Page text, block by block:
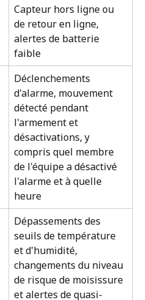
Capteur hors ligne ou
de retour en ligne,
alertes de batterie
faible
Déclenchements
d'alarme, mouvement
détecté pendant
l'armement et
désactivations, y
compris quel membre
de l'équipe a désactivé
l'alarme et à quelle
heure
Dépassements des
seuils de température
et d'humidité,
changements du niveau
de risque de moisissure
et alertes de quasi-